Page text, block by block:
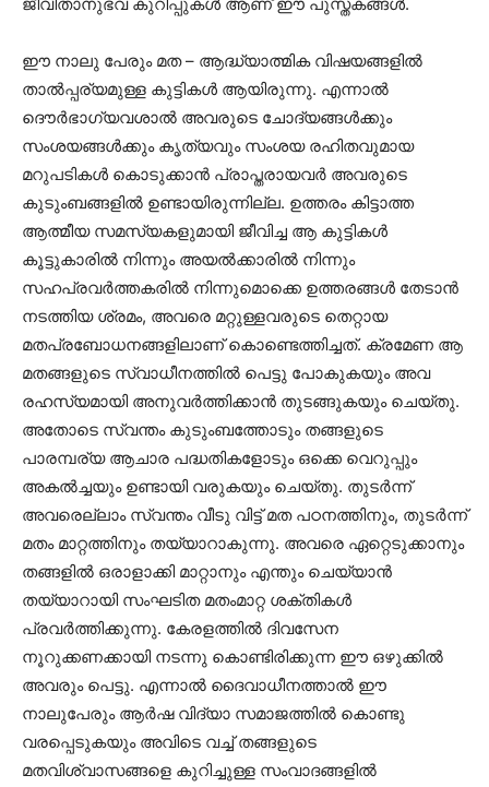
ഈ നാലു പേരും മത – ആദ്ധ്യാത്മിക വിഷയങ്ങളില്‍
താല്‍പ്പര്യമുള്ള കുട്ടികള്‍ ആയിരുന്നു. എന്നാല്‍
ദൌര്‍ഭാഗ്യവശാല്‍ അവരുടെ ചോദ്യങ്ങള്‍ക്കും
സംശയങ്ങള്‍ക്കും കൃത്യവും സംശയ രഹിതവുമായ
മറുപടികള്‍ കൊടുക്കാന്‍ പ്രാപ്തരായവര്‍ അവരുടെ
കുടുംബങ്ങളില്‍ ഉണ്ടായിരുന്നില്ല. ഉത്തരം കിട്ടാത്ത
ആത്മീയ സമസ്യകളുമായി ജീവിച്ച ആ കുട്ടികള്‍
കൂട്ടുകാരില്‍ നിന്നും അയല്‍ക്കാരില്‍ നിന്നും
സഹപ്രവര്‍ത്തകരില്‍ നിന്നുമൊക്കെ ഉത്തരങ്ങള്‍ തേടാന്‍
നടത്തിയ ശ്രമം, അവരെ മറ്റുള്ളവരുടെ തെറ്റായ
മതപ്രബോധനങ്ങളിലാണ് കൊണ്ടെത്തിച്ചത്. ക്രമേണ ആ
മതങ്ങളുടെ സ്വാധീനത്തില്‍ പെട്ടു പോകുകയും അവ
രഹസ്യമായി അനുവര്‍ത്തിക്കാന്‍ തുടങ്ങുകയും ചെയ്തു.
അതോടെ സ്വന്തം കുടുംബത്തോടും തങ്ങളുടെ
പാരമ്പര്യ ആചാര പദ്ധതികളോടും ഒക്കെ വെറുപ്പും
അകല്‍ച്ചയും ഉണ്ടായി വരുകയും ചെയ്തു. തുടര്‍ന്ന്
അവരെല്ലാം സ്വന്തം വീടു വിട്ട് മത പഠനത്തിനും, തുടര്‍ന്ന്
മതം മാറ്റത്തിനും തയ്യാറാകുന്നു. അവരെ ഏറ്റെടുക്കാനും
തങ്ങളില്‍ ഒരാളാക്കി മാറ്റാനും എന്തും ചെയ്യാന്‍
തയ്യാറായി സംഘടിത മതംമാറ്റ ശക്തികള്‍
പ്രവര്‍ത്തിക്കുന്നു. കേരളത്തില്‍ ദിവസേന
നൂറുക്കണക്കായി നടന്നു കൊണ്ടിരിക്കുന്ന ഈ ഒഴുക്കില്‍
അവരും പെട്ടു. എന്നാല്‍ ദൈവാധീനത്താല്‍ ഈ
നാലുപേരും ആര്‍ഷ വിദ്യാ സമാജത്തില്‍ കൊണ്ടു
വരപ്പെടുകയും അവിടെ വച്ച് തങ്ങളുടെ
മതവിശ്വാസങ്ങളെ കുറിച്ചുള്ള സംവാദങ്ങളില്‍